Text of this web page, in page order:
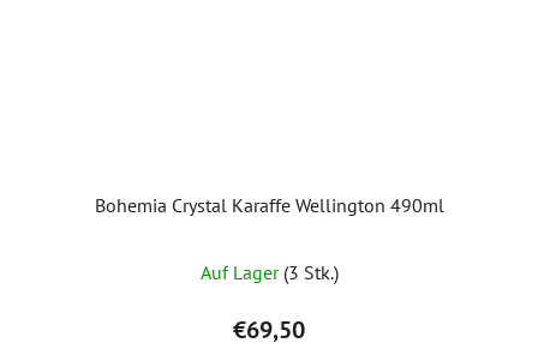
Bohemia Crystal Karaffe Wellington 490ml
Auf Lager (3 Stk.)
€69,50